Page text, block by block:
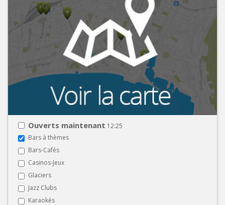
Ouverts maintenant 12:25
Bars à thèmes
Bars-Cafés
Casinos-Jeux
Glaciers
Jazz Clubs
Karaokés